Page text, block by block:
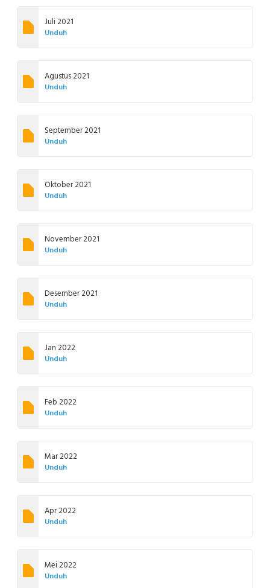
Juli 2021
Unduh
Agustus 2021
Unduh
September 2021
Unduh
Oktober 2021
Unduh
November 2021
Unduh
Desember 2021
Unduh
Jan 2022
Unduh
Feb 2022
Unduh
Mar 2022
Unduh
Apr 2022
Unduh
Mei 2022
Unduh